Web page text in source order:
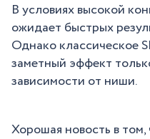
В условиях высокой
ожидает быстрых
Однако классическое
заметный эффект
зависимости от ниши.
Хорошая новость в